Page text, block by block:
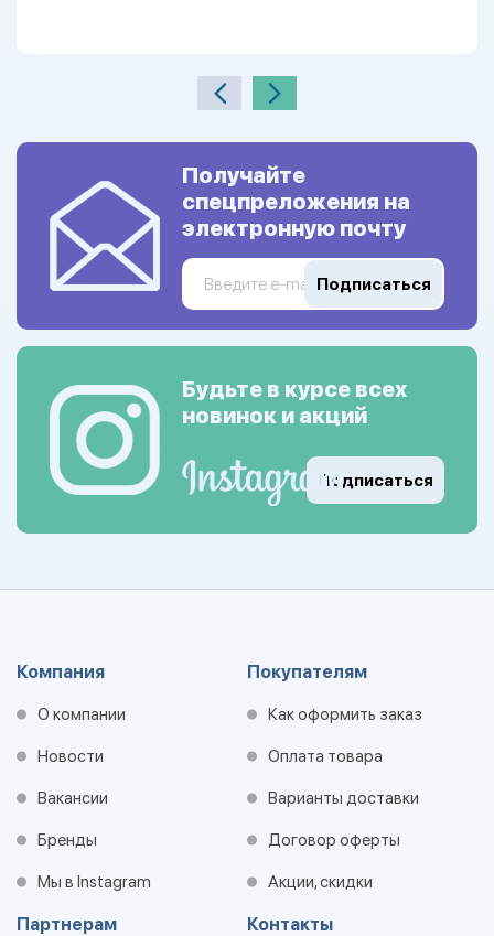
Получайте
спецпреложения на
электронную почту
Подписаться
Будьте в курсе всех
новинок и акций
Подписаться
Компания
О компании
Новости
Вакансии
Бренды
Мы в Instagram
Покупателям
Как оформить заказ
Оплата товара
Варианты доставки
Договор оферты
Акции, скидки
Партнерам Контакты